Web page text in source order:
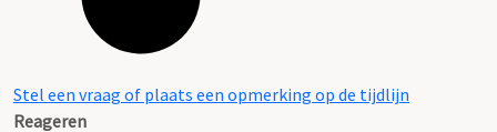
Stel een vraag of plaats een opmerking op de tijdlijn
Reageren